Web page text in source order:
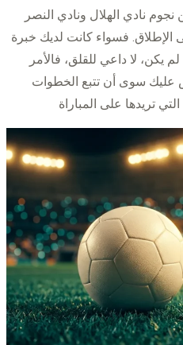
نادي الهلال ونادي النصر
الإطلاق. فسواء كانت لديك خبرة
يكن، لا داعي للقلق، فالأمر
عليك سوى أن تتبع الخطوات